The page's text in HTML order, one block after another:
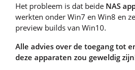
Het probleem is dat beide NAS
werkten onder Win7 en Win8 en
preview builds van Win10.
Alle advies over de toegang tot
deze apparaten zou geweldig